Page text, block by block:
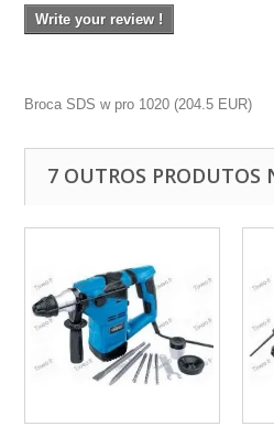
Write your review !
Broca SDS w pro 1020 (204.5 EUR)
7 OUTROS PRODUTOS